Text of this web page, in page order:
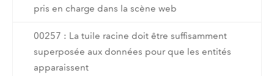
pris en charge dans la scène web
00257 : La tuile racine doit être suffisamment
superposée aux données pour que les entités
apparaissent